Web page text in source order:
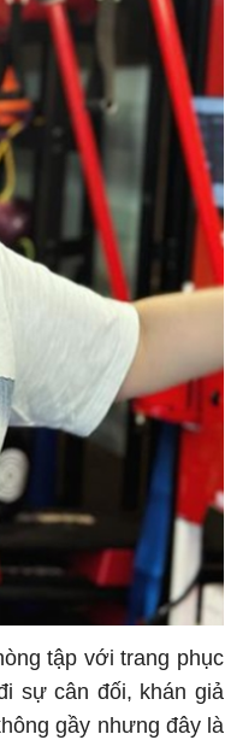
tập với trang phục
sự cân đối, khán giả
gầy nhưng đây là